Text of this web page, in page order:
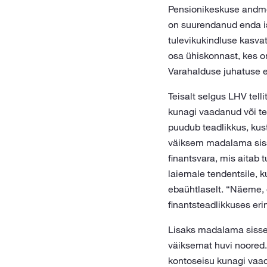
Pensionikeskuse
on suurendanud enda
tulevikukindluse
osa ühiskonnast, kes
Varahalduse juhatuse
Teisalt selgus LHV
kunagi vaadanud või
puudub teadlikkus,
väiksem madalama
finantsvara, mis aitab
laiemale tendentsile,
ebaühtlaselt.
finantsteadlikkuses
Lisaks madalama
väiksemat huvi
kontoseisu kunagi